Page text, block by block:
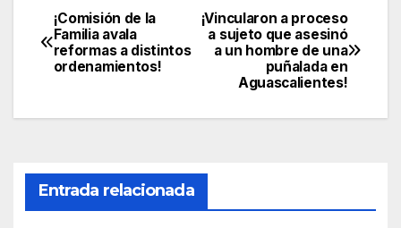
Navegación
de
¡Vincularon a proceso
a sujeto que asesinó
a un hombre de una
puñalada en
Aguascalientes!
¡Comisión de la
Familia avala
reformas a distintos
ordenamientos!
Entrada relacionada